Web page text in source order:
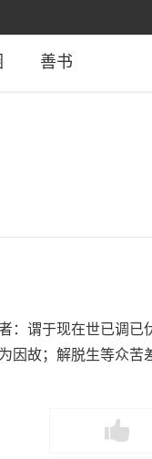
善书
：谓于现在世已调已
因故；解脱生等众苦